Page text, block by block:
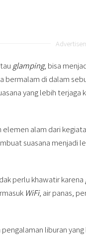
glamping, bisa
bermalam di dalam
yang lebih terjaga
elemen alam dari
suasana menjadi
perlu khawatir karena
WiFi, air panas,
pengalaman liburan